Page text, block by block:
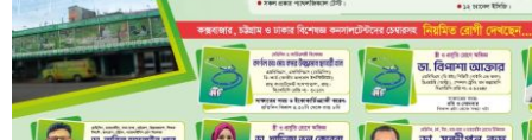
মন্তব্য
ফেসবুক-এ মন্তব্য করুন